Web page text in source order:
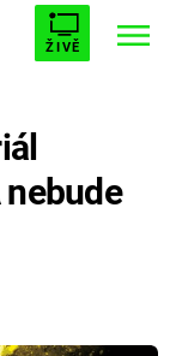
ŽIVĚ